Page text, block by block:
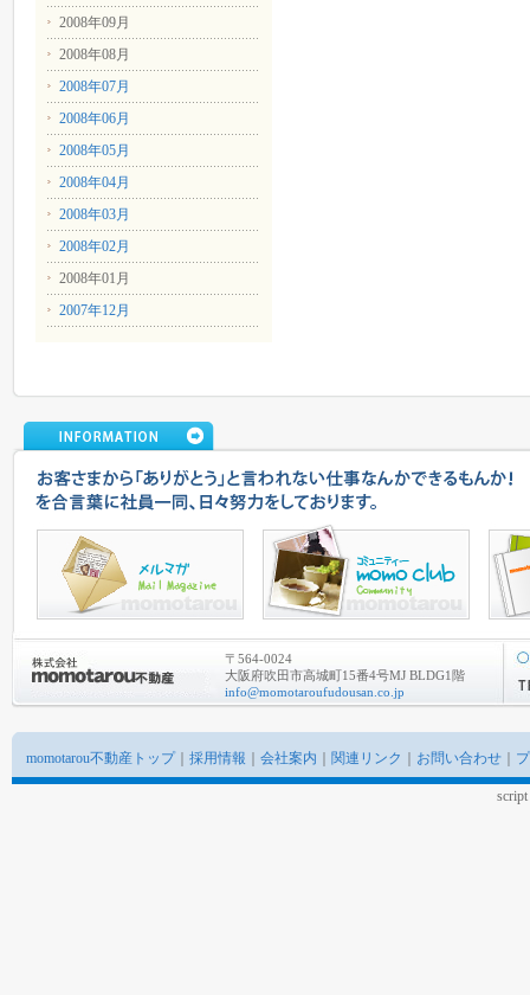
2008年09月
2008年08月
2008年07月
2008年06月
2008年05月
2008年04月
2008年03月
2008年02月
2008年01月
2007年12月
〒564-0024
大阪府吹田市高城町15番4号MJ BLDG1階
info@momotaroufudousan.co.jp
momotarou不動産トップ｜ 採用情報 会社案内 関連リンク お問い合わせ